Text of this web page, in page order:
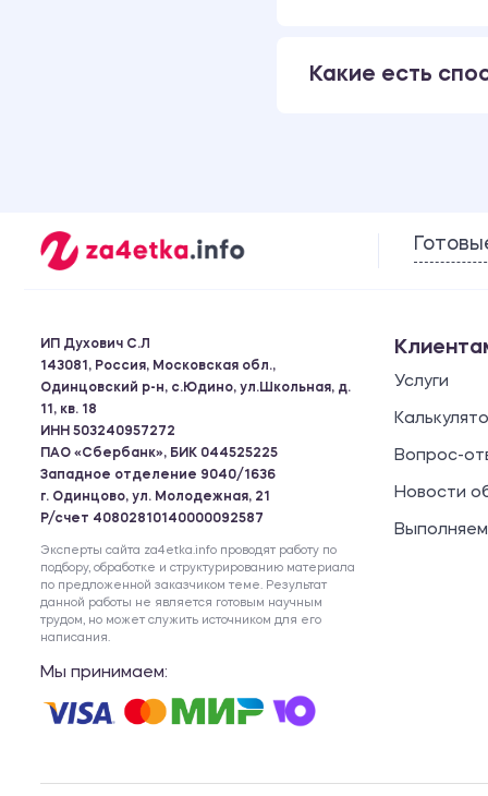
Какие есть
ИП Духович С.Л
143081, Россия, Московская обл.,
Одинцовский р-н, с.Юдино, ул.Школьная, д.
11, кв. 18
ИНН 503240957272
ПАО «Сбербанк», БИК 044525225
Западное отделение 9040/1636
г. Одинцово, ул. Молодежная, 21
Р/счет 40802810140000092587
Эксперты сайта za4etka.info проводят работу по
подбору, обработке и структурированию материала
по предложенной заказчиком теме. Результат
данной работы не является готовым научным
трудом, но может служить источником для его
написания.
Мы принимаем:
Услуги
Вопрос-
Новости